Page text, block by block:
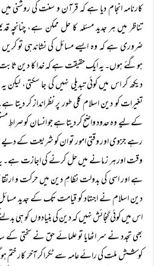
کارنامہ انجام دیا ہے کہ قرآن و سنت کی روشنی
تناظر میں ہر جدید مسئلہ کا حل ممکن ہے،
ضروری ہے کہ وہ ایسے مسائل کی نشاندہی تو کریں
ہوگئے ہوں۔ یہ ایک حقیقت ہے کہ خدا کا دین
دیکھ کر اس میں کوئی تبدیلی نہیں کی جا سکتی، لیکن
تغیرات کو دین اسلام کلی طور پر نظرانداز کر دیتا
کے لیے وہ حدود واضح کر دیتا ہے جو انسان کو صراطِ
رہے جزوی اور وقتی امور تو ان کو شریعت کے دیے
وقت اور ہر زمانے میں حل کرنے کی اجازت ہے۔ یہ
ہے اور اسی کی بدولت نظامِ دین میں حرکت و ارتقا
دین اسلام نے اجتہاد کو قیامت تک کے جدید مسائل
اس میں کوئی گنجائش نہیں کہ دین کی بنیادوں کو
بھی تجدد نے سر اٹھایا تو علمائے حق نے سختی کے
کوشش ملت کی رائے عامہ سے ٹکرا کر آخر کار ختم